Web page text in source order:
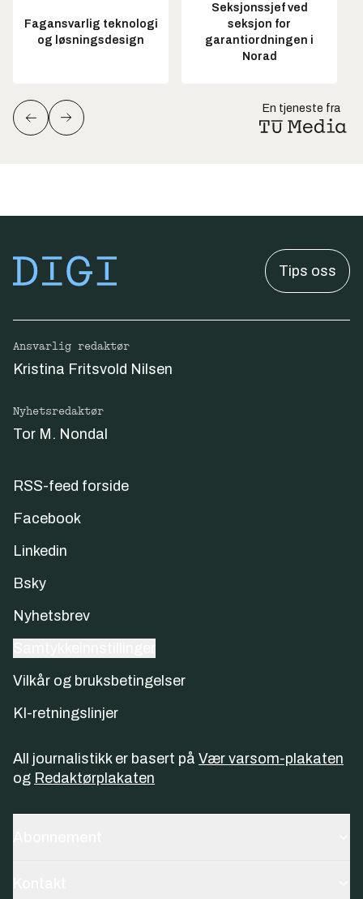
Fagansvarlig teknologi
og løsningsdesign
Seksjonssjef ved
seksjon for
garantiordningen i
Norad
En tjeneste fra
Tips oss
Ansvarlig redaktør
Kristina Fritsvold Nilsen
Nyhetsredaktør
Tor M. Nondal
RSS-feed forside
Facebook
Linkedin
Bsky
Nyhetsbrev
Vilkår og bruksbetingelser
KI-retningslinjer
All journalistikk er basert på Vær varsom-plakaten
og Redaktørplakaten